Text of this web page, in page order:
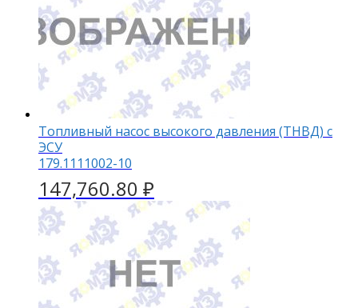
Топливный насос высокого давления (TНВД) с
ЭСУ
179.1111002-10
147,760.80 ₽